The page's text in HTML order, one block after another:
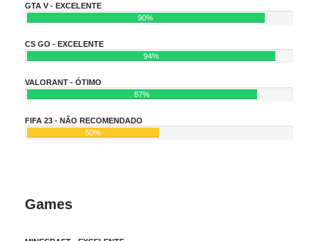
GTA V - EXCELENTE
90%
CS GO - EXCELENTE
94%
VALORANT - ÓTIMO
87%
FIFA 23 - NÃO RECOMENDADO
50%
Games